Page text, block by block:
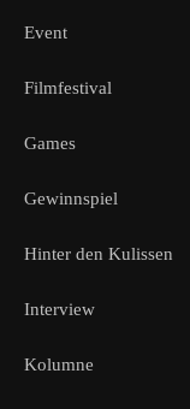
Event
Filmfestival
Games
Gewinnspiel
Hinter den Kulissen
Interview
Kolumne